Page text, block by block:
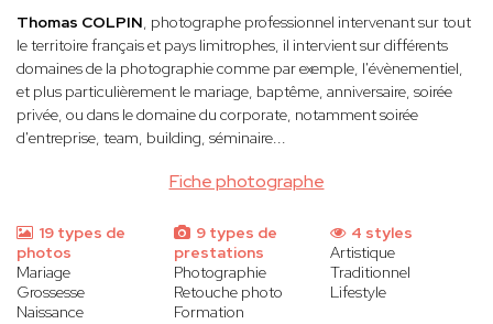
Fiche photographe
Thomas COLPIN, photographe professionnel intervenant sur tout
le territoire français et pays limitrophes, il intervient sur différents
domaines de la photographie comme par exemple, l'évènementiel,
et plus particulièrement le mariage, baptême, anniversaire, soirée
privée, ou dans le domaine du corporate, notamment soirée
d'entreprise, team, building, séminaire...
19 types de
photos
Mariage
Grossesse
Naissance
9 types de
prestations
Photographie
Retouche photo
Formation
4 styles
Artistique
Traditionnel
Lifestyle